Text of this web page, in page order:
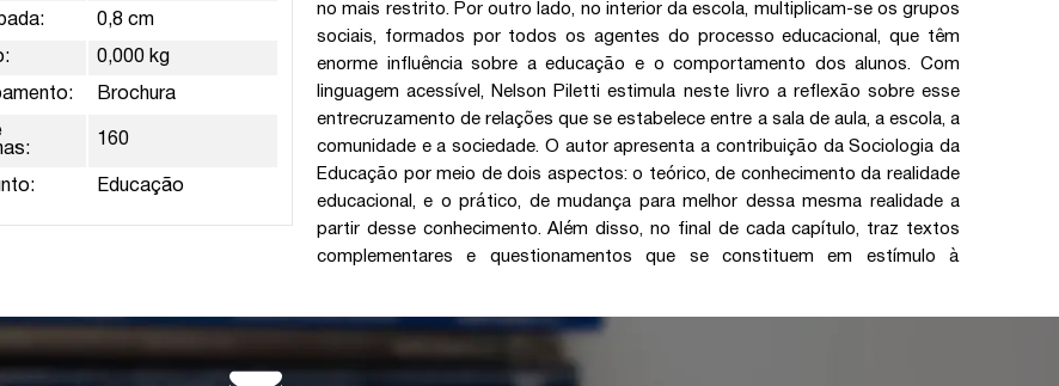
0,8 cm
0,000 kg
Brochura
160
Educação
no mais restrito. Por outro lado, no interior da escola, multiplicam-se os grupos
sociais, formados por todos os agentes do processo educacional, que têm
enorme influência sobre a educação e o comportamento dos alunos. Com
linguagem acessível, Nelson Piletti estimula neste livro a reflexão sobre esse
entrecruzamento de relações que se estabelece entre a sala de aula, a escola, a
comunidade e a sociedade. O autor apresenta a contribuição da Sociologia da
Educação por meio de dois aspectos: o teórico, de conhecimento da realidade
educacional, e o prático, de mudança para melhor dessa mesma realidade a
partir desse conhecimento. Além disso, no final de cada capítulo, traz textos
complementares e questionamentos que se constituem em estímulo à